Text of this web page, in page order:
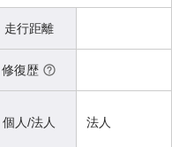
走行距離
修復歴
個人/法人 法人